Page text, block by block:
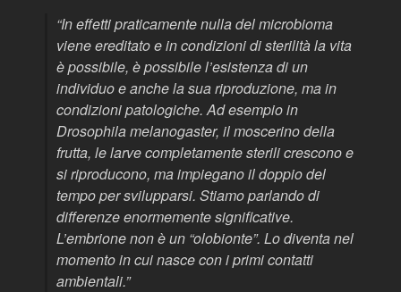
“In effetti praticamente nulla del microbioma
viene ereditato e in condizioni di sterilità la vita
è possibile, è possibile l’esistenza di un
individuo e anche la sua riproduzione, ma in
condizioni patologiche. Ad esempio in
Drosophila melanogaster, il moscerino della
frutta, le larve completamente sterili crescono e
si riproducono, ma impiegano il doppio del
tempo per svilupparsi. Stiamo parlando di
differenze enormemente significative.
L’embrione non è un “olobionte”. Lo diventa nel
momento in cui nasce con i primi contatti
ambientali.”